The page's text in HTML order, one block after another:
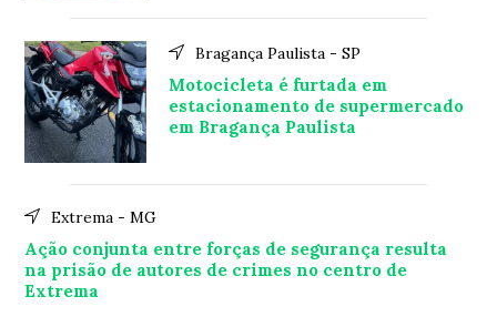
Bragança Paulista - SP
Motocicleta é furtada em
estacionamento de supermercado
em Bragança Paulista
Extrema - MG
Ação conjunta entre forças de segurança resulta
na prisão de autores de crimes no centro de
Extrema